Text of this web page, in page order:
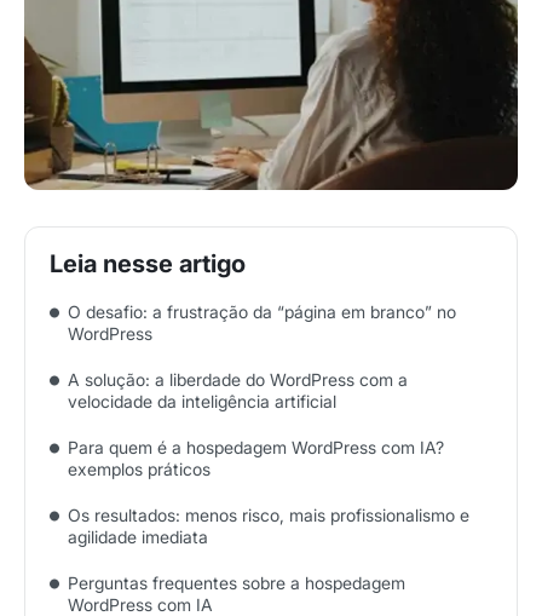
O desafio: a frustração da “página em branco” no
WordPress
A solução: a liberdade do WordPress com a
velocidade da inteligência artificial
Para quem é a hospedagem WordPress com IA?
exemplos práticos
Os resultados: menos risco, mais profissionalismo e
agilidade imediata
Perguntas frequentes sobre a hospedagem
WordPress com IA